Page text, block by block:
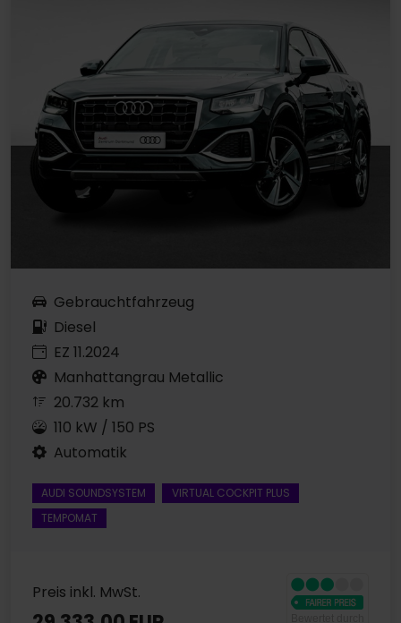
Gebrauchtfahrzeug
Diesel
EZ 11.2024
Manhattangrau Metallic
20.732 km
110 kW / 150 PS
Automatik
AUDI SOUNDSYSTEM
VIRTUAL COCKPIT PLUS
TEMPOMAT
Preis inkl. MwSt.